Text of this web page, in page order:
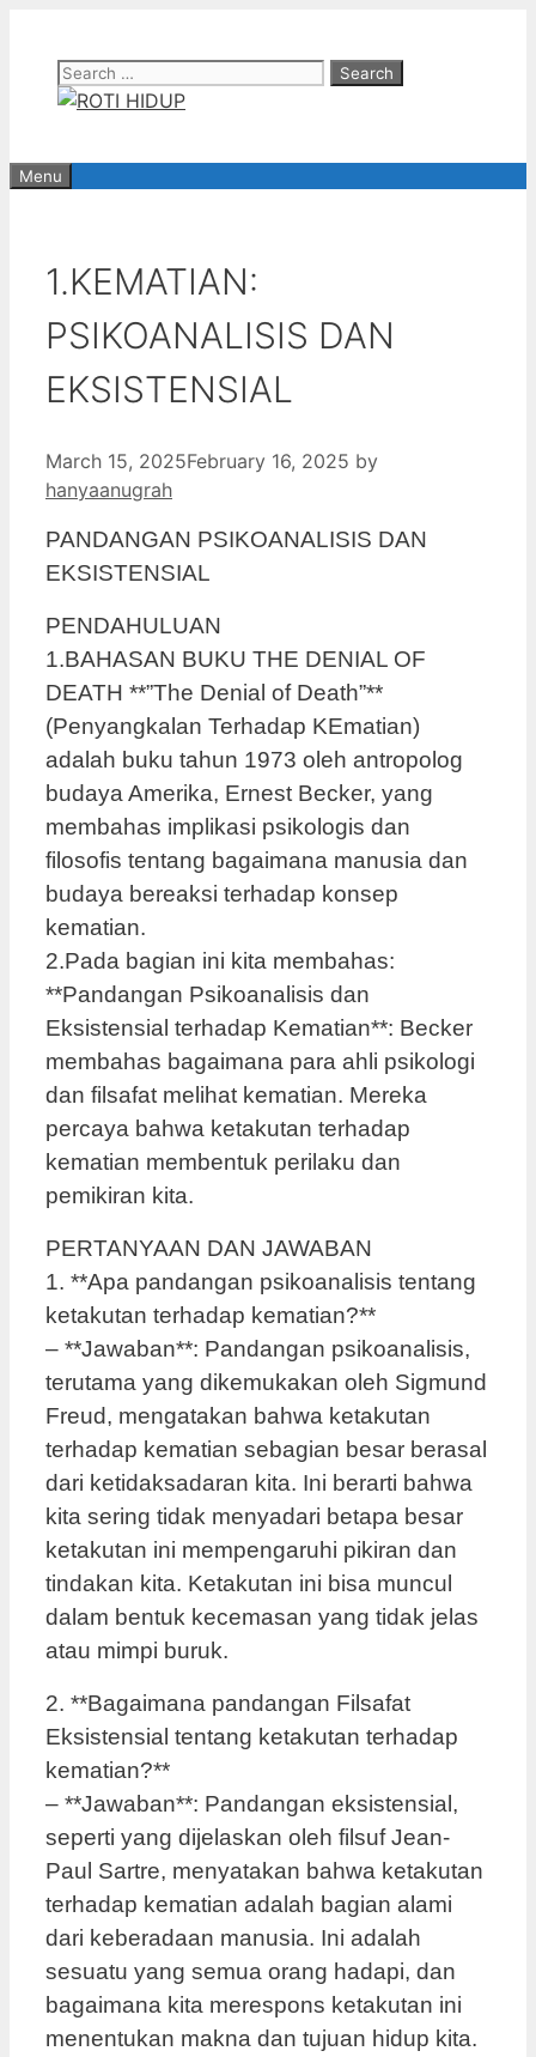
contentSearch
for:
Menu
1.KEMATIAN:
PSIKOANALISIS DAN
EKSISTENSIAL
March 15, 2025February 16, 2025 by
hanyaanugrah
PANDANGAN PSIKOANALISIS DAN
EKSISTENSIAL
PENDAHULUAN
1.BAHASAN BUKU THE DENIAL OF
DEATH **”The Denial of Death”**
(Penyangkalan Terhadap KEmatian)
adalah buku tahun 1973 oleh antropolog
budaya Amerika, Ernest Becker, yang
membahas implikasi psikologis dan
filosofis tentang bagaimana manusia dan
budaya bereaksi terhadap konsep
kematian.
2.Pada bagian ini kita membahas:
**Pandangan Psikoanalisis dan
Eksistensial terhadap Kematian**: Becker
membahas bagaimana para ahli psikologi
dan filsafat melihat kematian. Mereka
percaya bahwa ketakutan terhadap
kematian membentuk perilaku dan
pemikiran kita.
PERTANYAAN DAN JAWABAN
1. **Apa pandangan psikoanalisis tentang
ketakutan terhadap kematian?**
– **Jawaban**: Pandangan psikoanalisis,
terutama yang dikemukakan oleh Sigmund
Freud, mengatakan bahwa ketakutan
terhadap kematian sebagian besar berasal
dari ketidaksadaran kita. Ini berarti bahwa
kita sering tidak menyadari betapa besar
ketakutan ini mempengaruhi pikiran dan
tindakan kita. Ketakutan ini bisa muncul
dalam bentuk kecemasan yang tidak jelas
atau mimpi buruk.
2. **Bagaimana pandangan Filsafat
Eksistensial tentang ketakutan terhadap
kematian?**
– **Jawaban**: Pandangan eksistensial,
seperti yang dijelaskan oleh filsuf Jean-
Paul Sartre, menyatakan bahwa ketakutan
terhadap kematian adalah bagian alami
dari keberadaan manusia. Ini adalah
sesuatu yang semua orang hadapi, dan
bagaimana kita merespons ketakutan ini
menentukan makna dan tujuan hidup kita.